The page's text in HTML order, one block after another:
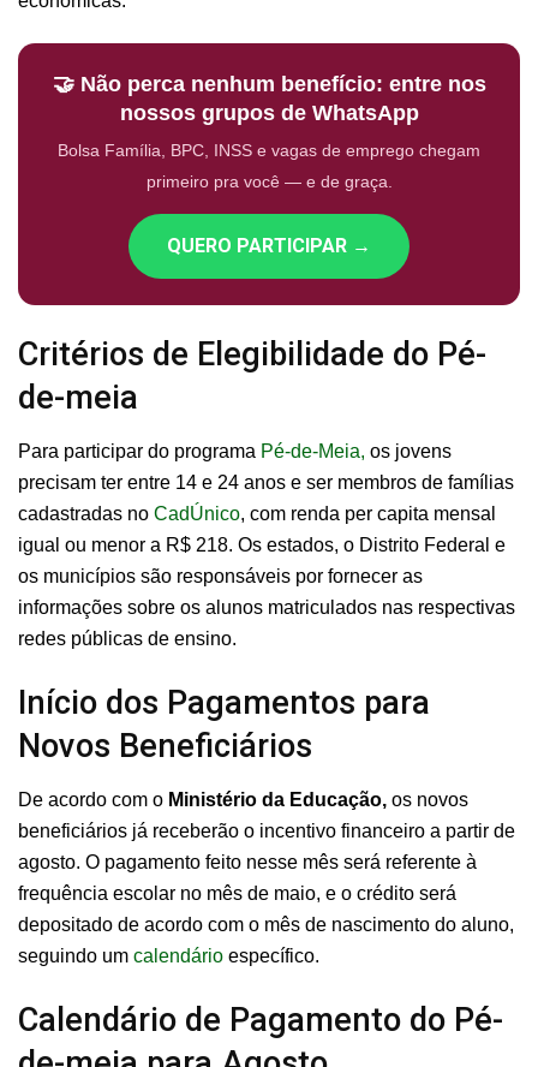
🤝 Não perca nenhum benefício: entre nos
nossos grupos de WhatsApp
Bolsa Família, BPC, INSS e vagas de emprego chegam
primeiro pra você — e de graça.
QUERO PARTICIPAR →
Critérios de Elegibilidade do Pé-
de-meia
Para participar do programa Pé-de-Meia, os jovens
precisam ter entre 14 e 24 anos e ser membros de famílias
cadastradas no CadÚnico, com renda per capita mensal
igual ou menor a R$ 218. Os estados, o Distrito Federal e
os municípios são responsáveis por fornecer as
informações sobre os alunos matriculados nas respectivas
redes públicas de ensino.
Início dos Pagamentos para
Novos Beneficiários
De acordo com o Ministério da Educação, os novos
beneficiários já receberão o incentivo financeiro a partir de
agosto. O pagamento feito nesse mês será referente à
frequência escolar no mês de maio, e o crédito será
depositado de acordo com o mês de nascimento do aluno,
seguindo um calendário específico.
Calendário de Pagamento do Pé-